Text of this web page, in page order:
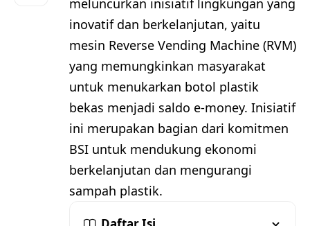
meluncurkan inisiatif lingkungan yang
inovatif dan berkelanjutan, yaitu
mesin Reverse Vending Machine (RVM)
yang memungkinkan masyarakat
untuk menukarkan botol plastik
bekas menjadi saldo e-money. Inisiatif
ini merupakan bagian dari komitmen
BSI untuk mendukung ekonomi
berkelanjutan dan mengurangi
sampah plastik.